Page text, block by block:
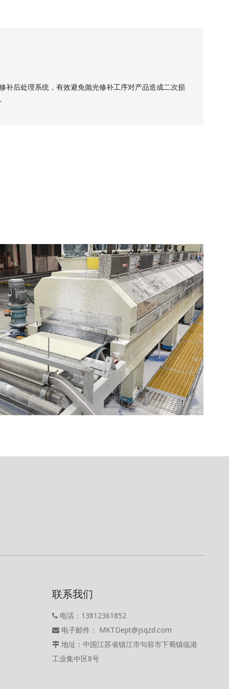
补后处理系统，有效避免抛光修补工序对产品造成二次损
联系我们
电话：13812361852
电子邮件： MKTDept@jsqzd.com
地址：中国江苏省镇江市句容市下蜀镇临港
工业集中区8号